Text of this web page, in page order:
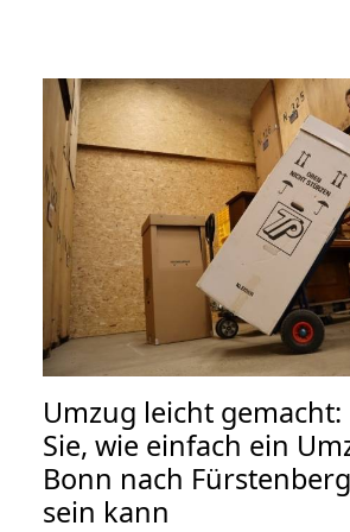
Umzug leicht
Sie, wie einfach ein
Bonn nach
sein kann